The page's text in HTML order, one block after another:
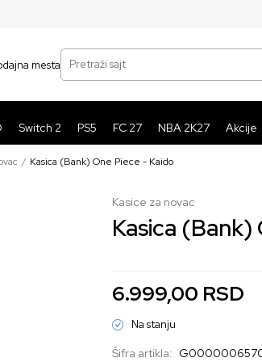
mesta
Pretraži sajt
Switch 2 PS5 FC 27 NBA 2K27 Akcije
Kasica (Bank) One Piece - Kaido
Kasice za novac
Kasica (Bank)
6.999,00 RSD
Na stanju
Šifra artikla: